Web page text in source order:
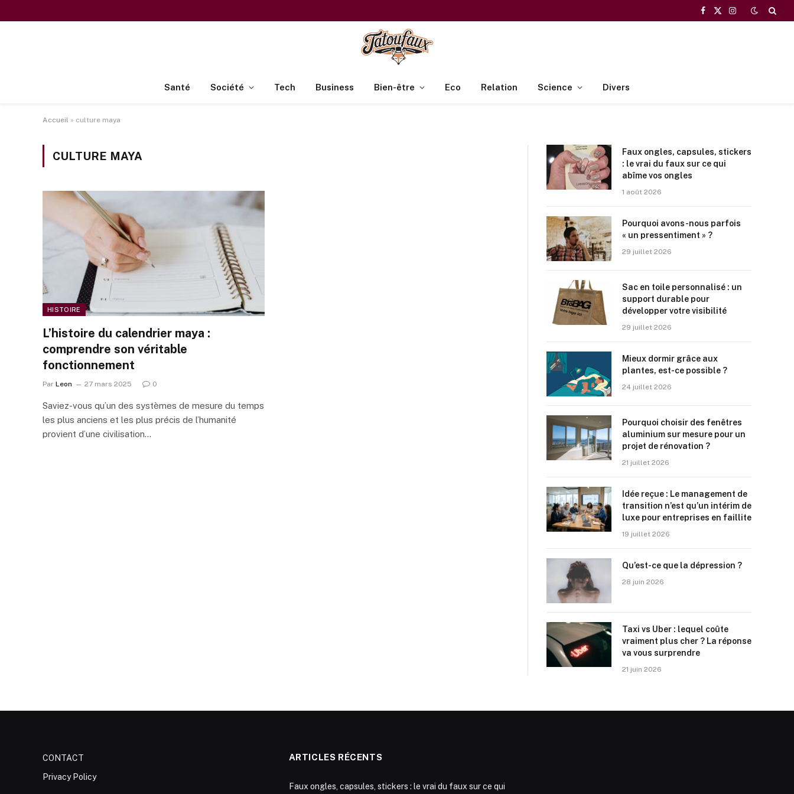
Facebook
X
Instagram
Santé Société Tech Business Bien-être Eco Relation Science Divers
Accueil » culture maya
CULTURE MAYA
HISTOIRE
L’histoire du calendrier maya :
comprendre son véritable
fonctionnement
Par Leon 27 mars 2025 0
Saviez-vous qu’un des systèmes de mesure du temps
les plus anciens et les plus précis de l’humanité
provient d’une civilisation…
Faux ongles, capsules, stickers
: le vrai du faux sur ce qui
abîme vos ongles
1 août 2026
Pourquoi avons-nous parfois
« un pressentiment » ?
29 juillet 2026
Sac en toile personnalisé : un
support durable pour
développer votre visibilité
29 juillet 2026
Mieux dormir grâce aux
plantes, est-ce possible ?
24 juillet 2026
Pourquoi choisir des fenêtres
aluminium sur mesure pour un
projet de rénovation ?
21 juillet 2026
Idée reçue : Le management de
transition n’est qu’un intérim de
luxe pour entreprises en faillite
19 juillet 2026
Qu’est-ce que la dépression ?
28 juin 2026
Taxi vs Uber : lequel coûte
vraiment plus cher ? La réponse
va vous surprendre
21 juin 2026
CONTACT
Privacy Policy
ARTICLES RÉCENTS
Faux ongles, capsules, stickers : le vrai du faux sur ce qui